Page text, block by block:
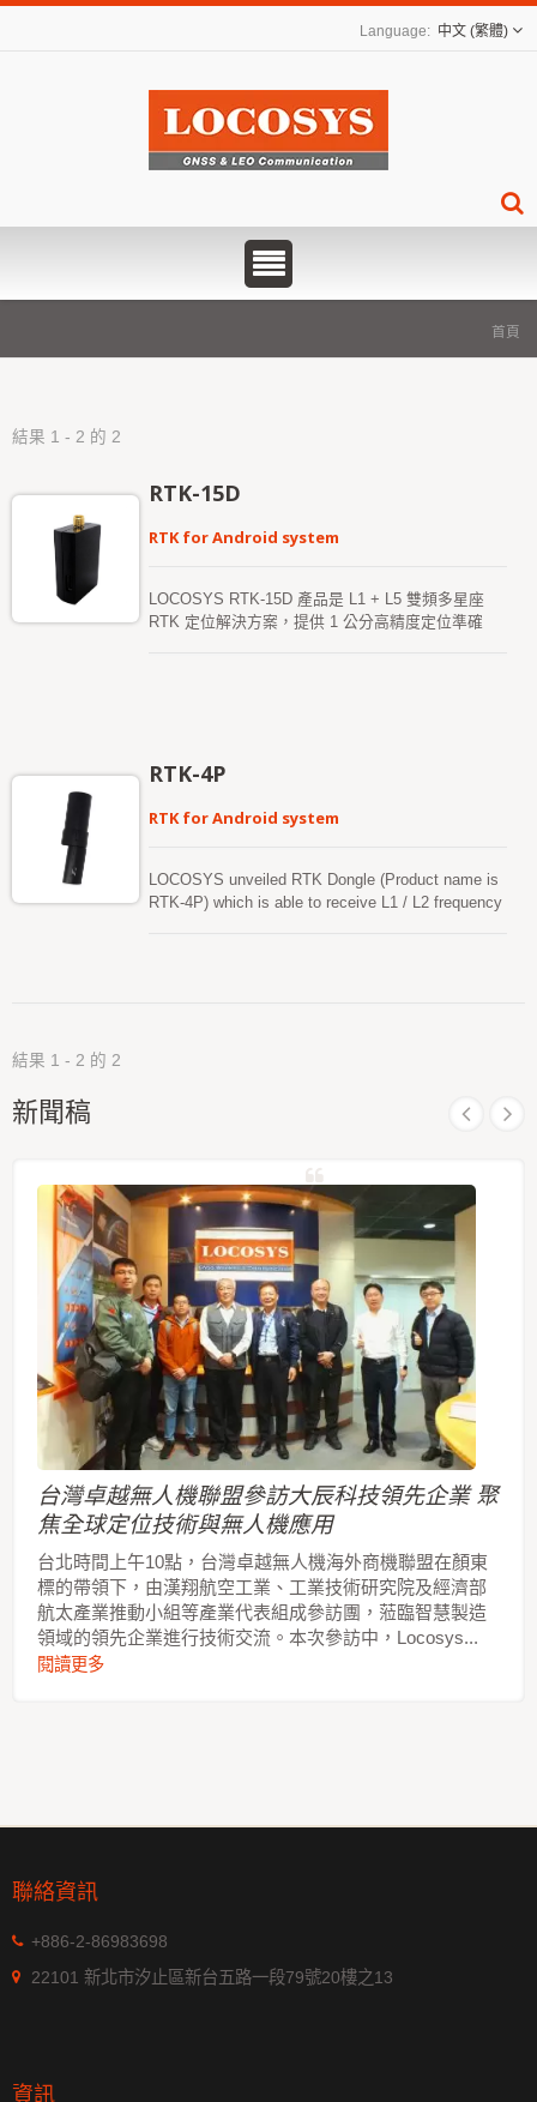
中文 (繁體)
首頁
結果 1 - 2 的 2
RTK-15D
RTK for Android system
LOCOSYS RTK-15D 產品是 L1 + L5 雙頻多星座
RTK 定位解決方案，提供 1 公分高精度定位準確
線，輕鬆與任何 Android 智能手機或平板連接，適用
路測繪、管線測繪及其他地理測繪系統。 此外，
有使用者友好的操作介面，使用者可輕鬆將設備設定
為「基站模式」或「流動站模式」。這是一款極為方
RTK-4P
RTK for Android system
LOCOSYS unveiled RTK Dongle (Product name is
RTK-4P) which is able to receive L1 / L2 frequency
結果 1 - 2 的 2
新聞稿
台灣卓越無人機聯盟參訪大辰科技領先企業 聚
焦全球定位技術與無人機應用
台北時間上午10點，台灣卓越無人機海外商機聯盟在顏東
標的帶領下，由漢翔航空工業、工業技術研究院及經濟部
航太產業推動小組等產業代表組成參訪團，蒞臨智慧製造
領域的領先企業進行技術交流。本次參訪中，Locosys...
閱讀更多
聯絡資訊
+886-2-86983698
22101 新北市汐止區新台五路一段79號20樓之13
資訊